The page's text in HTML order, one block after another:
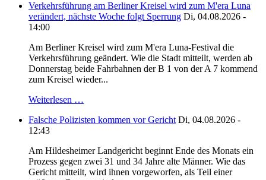
Verkehrsführung am Berliner Kreisel wird zum M'era Luna
verändert, nächste Woche folgt Sperrung Di, 04.08.2026 -
14:00
Am Berliner Kreisel wird zum M'era Luna-Festival die
Verkehrsführung geändert. Wie die Stadt mitteilt, werden ab
Donnerstag beide Fahrbahnen der B 1 von der A 7 kommend
zum Kreisel wieder...
Weiterlesen …
Falsche Polizisten kommen vor Gericht Di, 04.08.2026 -
12:43
Am Hildesheimer Landgericht beginnt Ende des Monats ein
Prozess gegen zwei 31 und 34 Jahre alte Männer. Wie das
Gericht mitteilt, wird ihnen vorgeworfen, als Teil einer